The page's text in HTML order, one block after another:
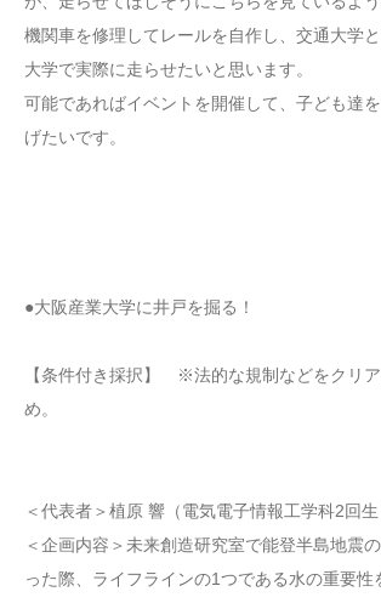
機関車を修理してレールを自作し、交通大学
大学で実際に走らせたいと思います。
可能であればイベントを開催して、子ども達
げたいです。
●大阪産業大学に井戸を掘る！
【条件付き採択】 ※法的な規制などをクリ
め。
＜代表者＞植原 響（電気電子情報工学科2回生
＜企画内容＞未来創造研究室で能登半島地震
った際、ライフラインの1つである水の重要性